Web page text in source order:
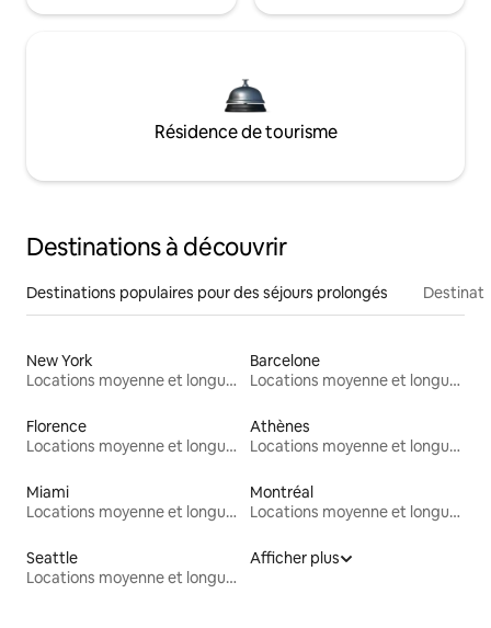
Résidence de tourisme
Destinations à découvrir
Destinations populaires pour des séjours prolongés
New York
Locations moyenne et longue durée
Barcelone
Locations moyenne et longue durée
Florence
Locations moyenne et longue durée
Athènes
Locations moyenne et longue durée
Miami
Locations moyenne et longue durée
Montréal
Locations moyenne et longue durée
Seattle
Locations moyenne et longue durée
Afficher plus